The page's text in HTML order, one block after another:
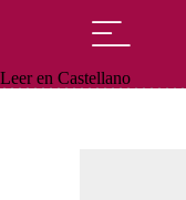
Leer en Castellano